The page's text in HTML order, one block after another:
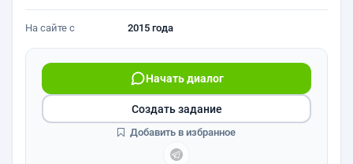
На сайте с 2015 года
Начать диалог
Создать задание
Добавить в избранное